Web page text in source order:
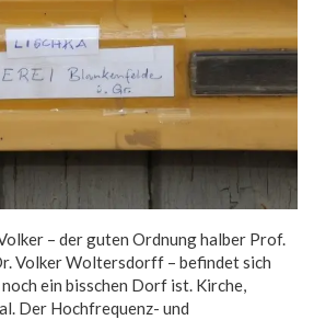
– der guten Ordnung halber Prof.
Volker Woltersdorff – befindet sich
ein bisschen Dorf ist. Kirche,
Der Hochfrequenz- und